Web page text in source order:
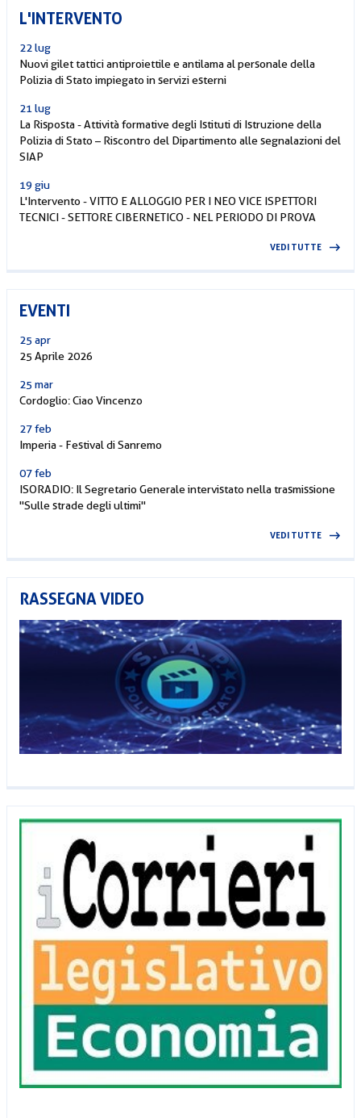
L'INTERVENTO
22 lug
Nuovi gilet tattici antiproiettile e antilama al personale della
Polizia di Stato impiegato in servizi esterni
21 lug
La Risposta - Attività formative degli Istituti di Istruzione della
Polizia di Stato – Riscontro del Dipartimento alle segnalazioni del
SIAP
19 giu
L'Intervento - VITTO E ALLOGGIO PER I NEO VICE ISPETTORI
TECNICI - SETTORE CIBERNETICO - NEL PERIODO DI PROVA
VEDI TUTTE
EVENTI
25 apr
25 Aprile 2026
25 mar
Cordoglio: Ciao Vincenzo
27 feb
Imperia - Festival di Sanremo
07 feb
ISORADIO: Il Segretario Generale intervistato nella trasmissione
"Sulle strade degli ultimi"
VEDI TUTTE
RASSEGNA VIDEO